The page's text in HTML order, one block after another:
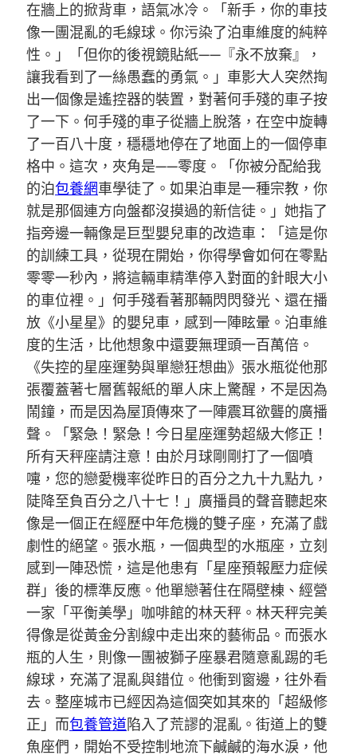
在牆上的掀背車，語氣冰冷。「新手，你的車技
像一團混亂的毛線球。你污染了泊車維度的純粹
性。」「但你的後視鏡貼紙——『永不放棄』，
讓我看到了一絲愚蠢的勇氣。」車影大人突然掏
出一個像是遙控器的裝置，對著何手殘的車子按
了一下。何手殘的車子從牆上脫落，在空中旋轉
了一百八十度，穩穩地停在了地面上的一個停車
格中。這次，夾角是——零度。「你被分配給我
的泊包養網車學徒了。如果泊車是一種宗教，你
就是那個連方向盤都沒摸過的新信徒。」她指了
指旁邊一輛像是巨型嬰兒車的改造車：「這是你
的訓練工具，從現在開始，你得學會如何在零點
零零一秒內，將這輛車精準停入對面的針眼大小
的車位裡。」何手殘看著那輛閃閃發光、還在播
放《小星星》的嬰兒車，感到一陣眩暈。泊車維
度的生活，比他想象中還要無理頭一百萬倍。
《失控的星座運勢與單戀狂想曲》張水瓶從他那
張覆蓋著七層舊報紙的單人床上驚醒，不是因為
鬧鐘，而是因為屋頂傳來了一陣震耳欲聾的廣播
聲。「緊急！緊急！今日星座運勢超級大修正！
所有天秤座請注意！由於月球剛剛打了一個噴
嚏，您的戀愛機率從昨日的百分之九十九點九，
陡降至負百分之八十七！」廣播員的聲音聽起來
像是一個正在經歷中年危機的雙子座，充滿了戲
劇性的絕望。張水瓶，一個典型的水瓶座，立刻
感到一陣恐慌，這是他患有「星座預報壓力症候
群」後的標準反應。他單戀著住在隔壁棟、經營
一家「平衡美學」咖啡館的林天秤。林天秤完美
得像是從黃金分割線中走出來的藝術品。而張水
瓶的人生，則像一團被獅子座暴君隨意亂踢的毛
線球，充滿了混亂與錯位。他衝到窗邊，往外看
去。整座城市已經因為這個突如其來的「超級修
正」而包養管道陷入了荒謬的混亂。街道上的雙
魚座們，開始不受控制地流下鹹鹹的海水淚，他